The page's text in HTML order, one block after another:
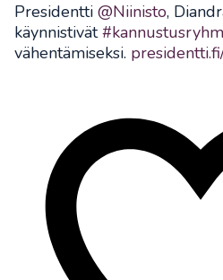
Presidentti @Niinisto,
käynnistivät
vähentämiseksi.